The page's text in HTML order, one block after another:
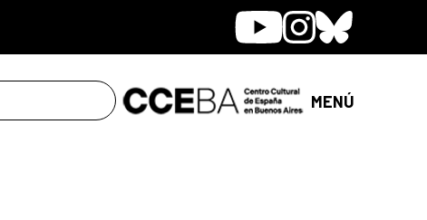
YoutubeInstagram
Bluesky
MENÚ